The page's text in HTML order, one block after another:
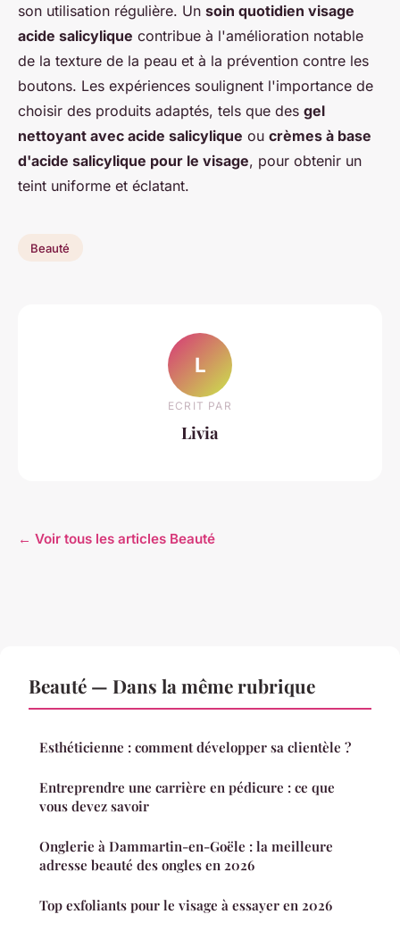
son utilisation régulière. Un soin quotidien visage
acide salicylique contribue à l'amélioration notable
de la texture de la peau et à la prévention contre les
boutons. Les expériences soulignent l'importance de
choisir des produits adaptés, tels que des gel
nettoyant avec acide salicylique ou crèmes à base
d'acide salicylique pour le visage, pour obtenir un
teint uniforme et éclatant.
Beauté
L
ECRIT PAR
Livia
← Voir tous les articles Beauté
Beauté — Dans la même rubrique
Esthéticienne : comment développer sa clientèle ?
Entreprendre une carrière en pédicure : ce que
vous devez savoir
Onglerie à Dammartin-en-Goële : la meilleure
adresse beauté des ongles en 2026
Top exfoliants pour le visage à essayer en 2026